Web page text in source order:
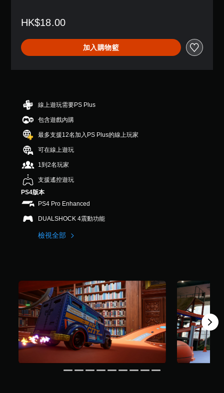
分
4
.
滿
分
5
顆
星
）
共
1
則
評
HK$18.00
加入購物籃
線上遊玩需要PS Plus
包含遊戲內購
最多支援12名加入PS Plus的線上玩家
可在線上遊玩
1到2名玩家
支援遙控遊玩
PS4版本
PS4 Pro Enhanced
DUALSHOCK 4震動功能
檢視全部